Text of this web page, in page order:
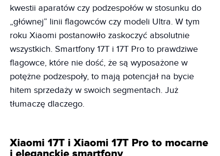
kwestii aparatów czy podzespołów w stosunku do
„głównej” linii flagowców czy modeli Ultra. W tym
roku Xiaomi postanowiło zaskoczyć absolutnie
wszystkich. Smartfony 17T i 17T Pro to prawdziwe
flagowce, które nie dość, że są wyposażone w
potężne podzespoły, to mają potencjał na bycie
hitem sprzedaży w swoich segmentach. Już
tłumaczę dlaczego.
Xiaomi 17T i Xiaomi 17T Pro to mocarne